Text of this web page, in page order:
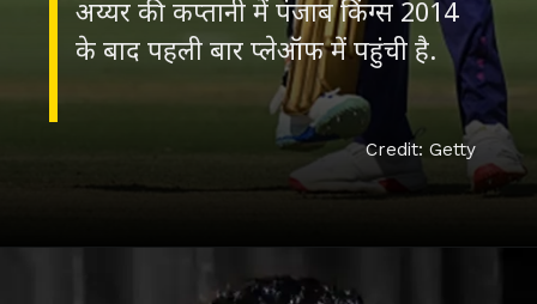
अय्यर की कप्‍तानी में पंजाब किंग्‍स 2014
के बाद पहली बार प्‍लेऑफ में पहुंची है.
Credit: Getty